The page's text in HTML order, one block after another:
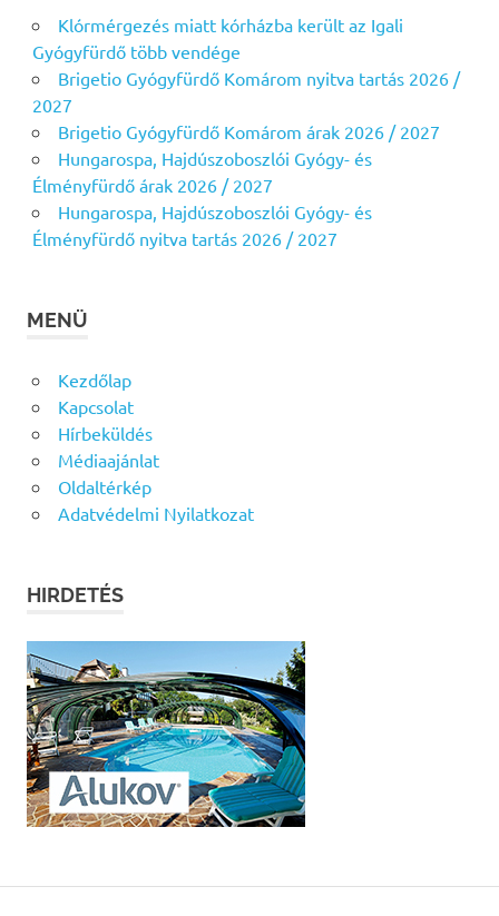
Klórmérgezés miatt kórházba került az Igali
Gyógyfürdő több vendége
Brigetio Gyógyfürdő Komárom nyitva tartás 2026 /
2027
Brigetio Gyógyfürdő Komárom árak 2026 / 2027
Hungarospa, Hajdúszoboszlói Gyógy- és
Élményfürdő árak 2026 / 2027
Hungarospa, Hajdúszoboszlói Gyógy- és
Élményfürdő nyitva tartás 2026 / 2027
MENÜ
Kezdőlap
Kapcsolat
Hírbeküldés
Médiaajánlat
Oldaltérkép
Adatvédelmi Nyilatkozat
HIRDETÉS